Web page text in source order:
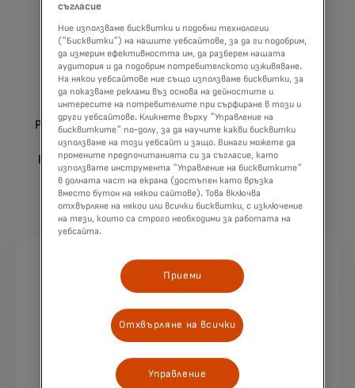
Намалете измамите, подобрете
клиентското изживяване и изградете
доверие с решенията за самоличност на
Дайте приоритет на въздействието
Разбирането на самоличността и поведението
на потребителите може да подобри
клиентското изживяване, като същевременно
максимизира печалбите.
143 млрд.
Нашата мрежа анализира над 143
милиарда транзакции годишно
съгласие
Ние използваме бисквитки и подобни технологии
("Бисквитки") на нашите уебсайтове, за да ги подобрим,
да измерим ефективността им, да разберем нашата
аудитория и да подобрим потребителското изживяване.
На някои уебсайтове ние също използваме бисквитки, за
да показваме реклами въз основа на дейностите и
интересите на потребителите при сърфиране в този и
други уебсайтове. Кликнете върху "Управление на
бисквитките" по-долу, за да научите какви бисквитки
използваме на този уебсайт и защо. Винаги можете да
промените предпочитанията си за съгласие, като
използвате инструмента "Управление на бисквитките"
в долната част на екрана (достъпен като връзка
вместо бутон на някои сайтове). Това включва
отхвърляне на някои или всички бисквитки, с изключение
на тези, които са строго необходими за работата на
уебсайта.
Приеми
Отхвърляне на всички
Управление